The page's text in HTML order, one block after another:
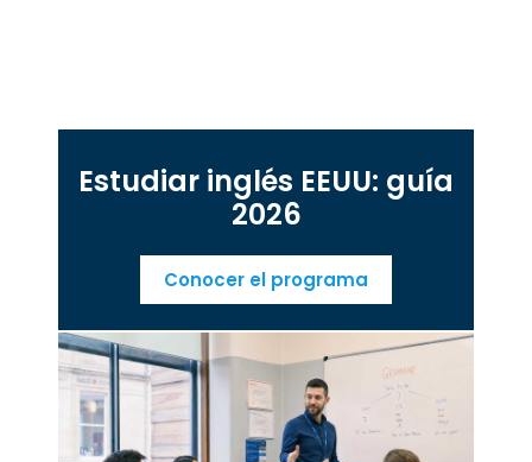
Estudiar inglés EEUU: guía
2026
Conocer el programa